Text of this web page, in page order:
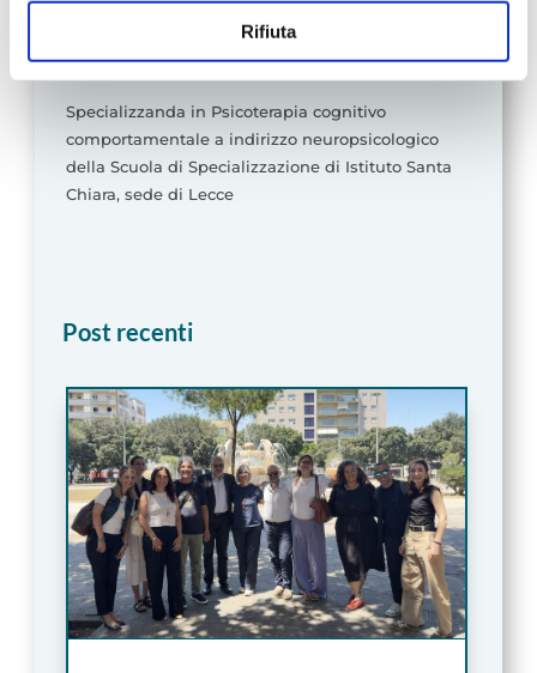
Questo Sito utilizza cookie tecnici necessari per il
corretto funzionamento e ,con il tuo consenso, cookie
statistici e di Profilazione anche di "terze parti" come
specificato nella cookie policy. Può scegliere se
accettare tutti i cookie, rifiutare tutti i cookies o solo quelli
che desideri attivare.
Rifiuta
Psicologa
Specializzanda in Psicoterapia cognitivo
comportamentale a indirizzo neuropsicologico
della Scuola di Specializzazione di Istituto Santa
Chiara, sede di Lecce
Post recenti